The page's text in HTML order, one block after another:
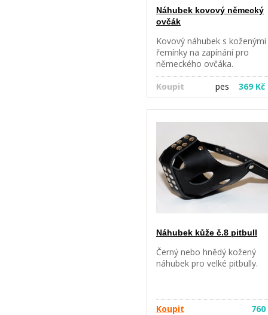
Náhubek kovový německý
ovčák
Kovový náhubek s koženými
řemínky na zapínání pro
německého ovčáka.
Koupit
pes 369 Kč
Náhubek kůže č.8 pitbull
Černý nebo hnědý kožený
náhubek pro velké pitbully.
Koupit 760